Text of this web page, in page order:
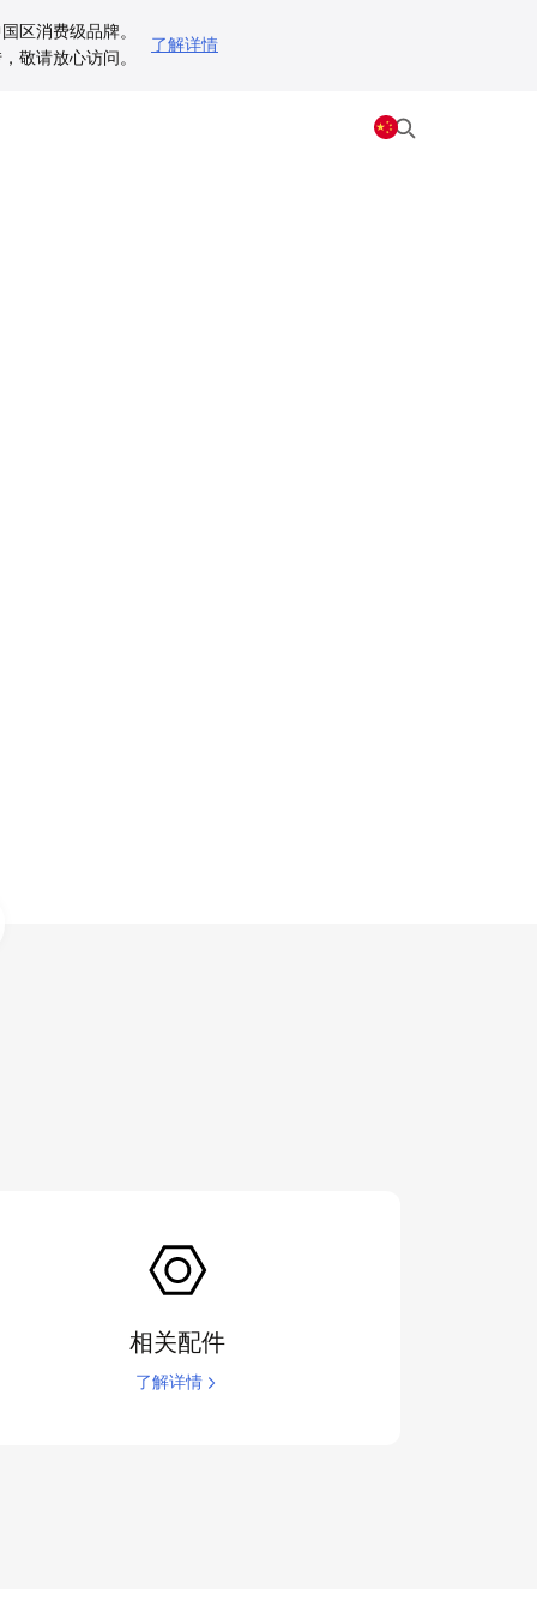
区消费级品牌。
敬请放心访问。
了解详情
相关配件
了解详情